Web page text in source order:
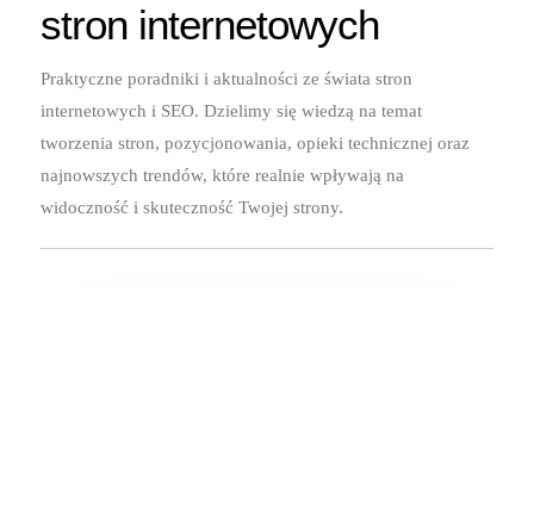
stron internetowych
Praktyczne poradniki i aktualności ze świata stron
internetowych i SEO. Dzielimy się wiedzą na temat
tworzenia stron, pozycjonowania, opieki technicznej oraz
najnowszych trendów, które realnie wpływają na
widoczność i skuteczność Twojej strony.